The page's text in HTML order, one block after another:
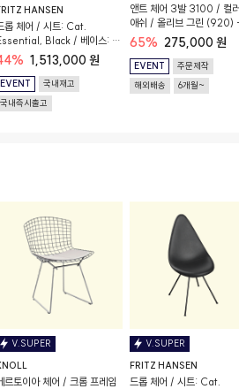
HANSEN
체어 / 시트: Cat.
Black / 베이스: 블
랙
1,513,000 원
EVENT
국내재고
국내즉시출고
앤트 체어 3발 3100 / 컬
애쉬 / 올리브 그린 (920)
롬 베이스
65% 275,000 원
EVENT
주문제작
해외배송
6개월~
V.SUPER
르토이아 체어 / 크롬 프레임
V.SUPER
FRITZ HANSEN
드롭 체어 / 시트: Cat.